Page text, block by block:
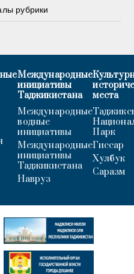
рубрики
Международные
инициативы
Таджикистана
Международные
водные
инициативы
Международные
инициативы
Таджикистана
Навруз
места
Парк
Гиссар
Хулбук
Саразм